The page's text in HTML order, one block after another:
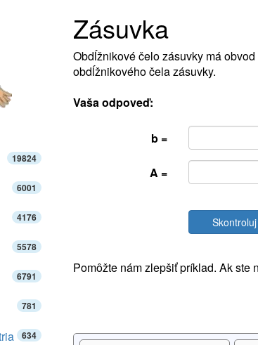
Zásuvka
Obdĺžnikové čelo zásuvky má
obdĺžnikového čela zásuvky.
Vaša odpoveď:
b =
A =
Pomôžte nám zlepšiť príklad. Ak ste
19824
6001
4176
5578
6791
781
634